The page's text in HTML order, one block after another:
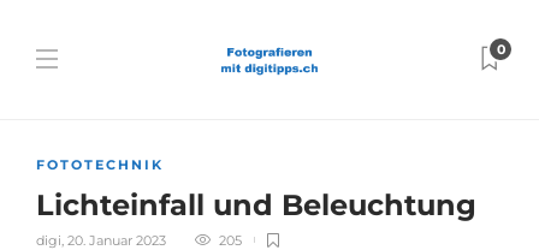
0
FOTOTECHNIK
Lichteinfall und Beleuchtung
digi, 20. Januar 2023 205